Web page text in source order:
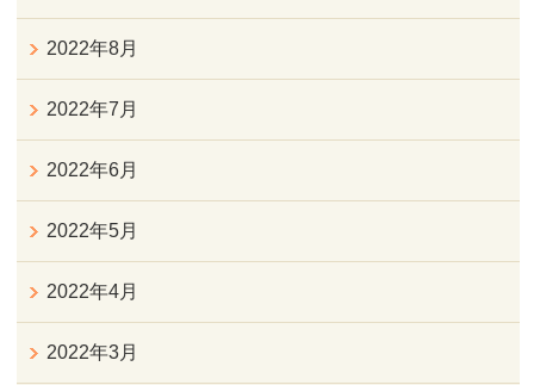
2022年8月
2022年7月
2022年6月
2022年5月
2022年4月
2022年3月